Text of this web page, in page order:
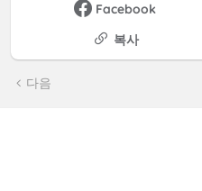
Facebook
복사
다음